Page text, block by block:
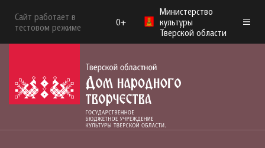
Сайт работает в
тестовом режиме
0+
Министерство
культуры
Тверской области